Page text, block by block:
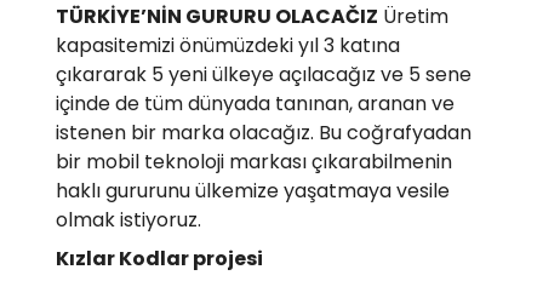
TÜRKİYE’NİN GURURU OLACAČIZ Üretim
kapasitemizi önümüzdeki yıl 3 katına
çıkararak 5 yeni ülkeye açılacağız ve 5 sene
içinde de tüm dünyada tanınan, aranan ve
istenen bir marka olacağız. Bu coğrafyadan
bir mobil teknoloji markası çıkarabilmenin
haklı gururunu ülkemize yaşatmaya vesile
olmak istiyoruz.
Kızlar Kodlar projesi